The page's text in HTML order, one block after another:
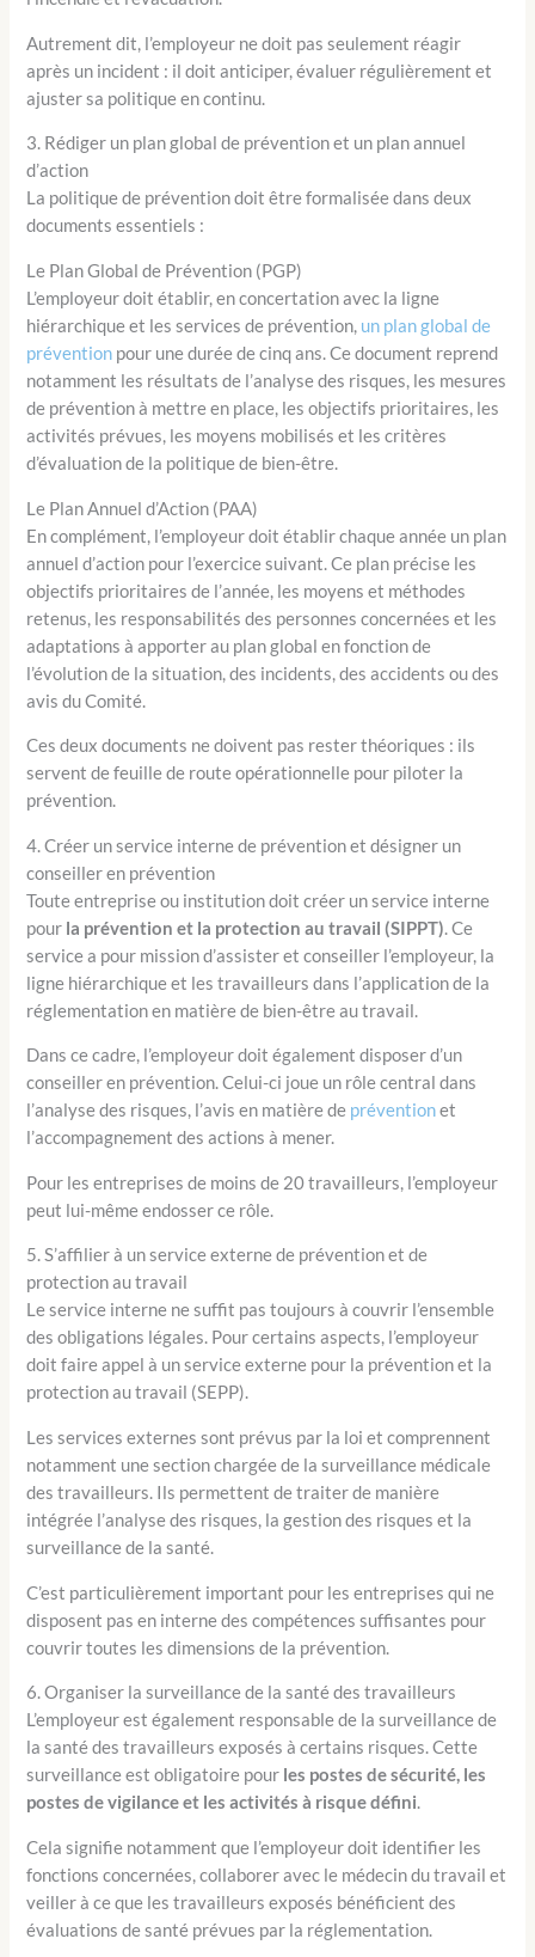
Autrement dit, l’employeur ne doit pas seulement réagir
après un incident : il doit anticiper, évaluer régulièrement et
ajuster sa politique en continu.
3. Rédiger un plan global de prévention et un plan annuel
d’action
La politique de prévention doit être formalisée dans deux
documents essentiels :
Le Plan Global de Prévention (PGP)
L’employeur doit établir, en concertation avec la ligne
hiérarchique et les services de prévention, un plan global de
prévention pour une durée de cinq ans. Ce document reprend
notamment les résultats de l’analyse des risques, les mesures
de prévention à mettre en place, les objectifs prioritaires, les
activités prévues, les moyens mobilisés et les critères
d’évaluation de la politique de bien-être.
Le Plan Annuel d’Action (PAA)
En complément, l’employeur doit établir chaque année un plan
annuel d’action pour l’exercice suivant. Ce plan précise les
objectifs prioritaires de l’année, les moyens et méthodes
retenus, les responsabilités des personnes concernées et les
adaptations à apporter au plan global en fonction de
l’évolution de la situation, des incidents, des accidents ou des
avis du Comité.
Ces deux documents ne doivent pas rester théoriques : ils
servent de feuille de route opérationnelle pour piloter la
prévention.
4. Créer un service interne de prévention et désigner un
conseiller en prévention
Toute entreprise ou institution doit créer un service interne
pour la prévention et la protection au travail (SIPPT). Ce
service a pour mission d’assister et conseiller l’employeur, la
ligne hiérarchique et les travailleurs dans l’application de la
réglementation en matière de bien-être au travail.
Dans ce cadre, l’employeur doit également disposer d’un
conseiller en prévention. Celui-ci joue un rôle central dans
l’analyse des risques, l’avis en matière de préventionet
l’accompagnement des actions à mener.
Pour les entreprises de moins de 20 travailleurs, l’employeur
peut lui-même endosser ce rôle.
5. S’affilier à un service externe de prévention et de
protection au travail
Le service interne ne suffit pas toujours à couvrir l’ensemble
des obligations légales. Pour certains aspects, l’employeur
doit faire appel à un service externe pour la prévention et la
protection au travail (SEPP).
Les services externes sont prévus par la loi et comprennent
notamment une section chargée de la surveillance médicale
des travailleurs. Ils permettent de traiter de manière
intégrée l’analyse des risques, la gestion des risques et la
surveillance de la santé.
C’est particulièrement important pour les entreprises qui ne
disposent pas en interne des compétences suffisantes pour
couvrir toutes les dimensions de la prévention.
6. Organiser la surveillance de la santé des travailleurs
L’employeur est également responsable de la surveillance de
la santé des travailleurs exposés à certains risques. Cette
surveillance est obligatoire pour les postes de sécurité, les
postes de vigilance et les activités à risque défini.
Cela signifie notamment que l’employeur doit identifier les
fonctions concernées, collaborer avec le médecin du travail et
veiller à ce que les travailleurs exposés bénéficient des
évaluations de santé prévues par la réglementation.